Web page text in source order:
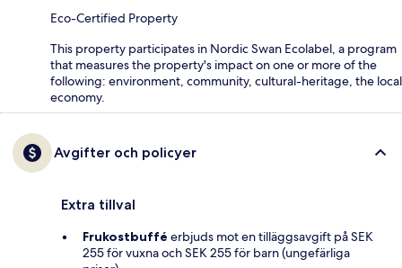
Eco-Certified Property
This property participates in Nordic Swan Ecolabel, a program
that measures the property's impact on one or more of the
following: environment, community, cultural-heritage, the local
economy.
Avgifter och policyer
Extra tillval
Frukostbuffé erbjuds mot en tilläggsavgift på SEK
255 för vuxna och SEK 255 för barn (ungefärliga